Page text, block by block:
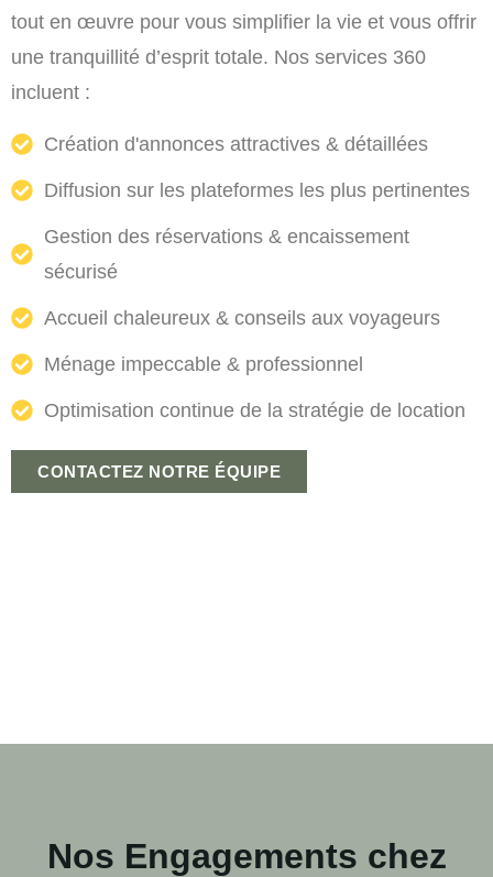
tout en œuvre pour vous simplifier la vie et vous offrir
une tranquillité d’esprit totale. Nos services 360
incluent :
Création d'annonces attractives & détaillées
Diffusion sur les plateformes les plus pertinentes
Gestion des réservations & encaissement
sécurisé
Accueil chaleureux & conseils aux voyageurs
Ménage impeccable & professionnel
Optimisation continue de la stratégie de location
CONTACTEZ NOTRE ÉQUIPE
Nos Engagements chez